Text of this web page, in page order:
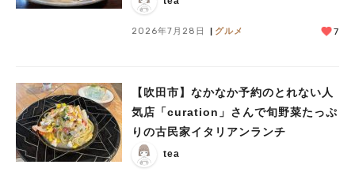
2026年7月28日 グルメ 7
【吹田市】なかなか予約のとれない人
気店「curation」さんで旬野菜たっぷ
りの古民家イタリアンランチ
tea